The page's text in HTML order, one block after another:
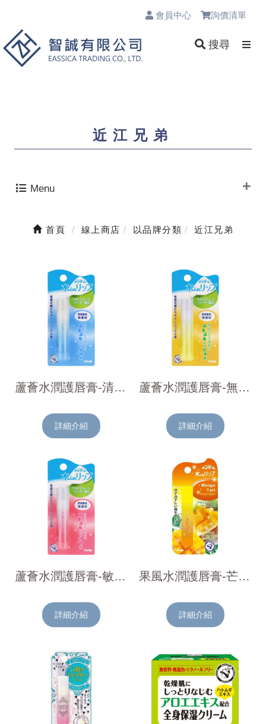
會員中心 詢價清單
搜尋
近江兄弟
Menu
首頁 線上商店 以品牌分類 近江兄弟
蘆薈水潤護唇膏-清爽4g
詳細介紹
蘆薈水潤護唇膏-無香4g
詳細介紹
蘆薈水潤護唇膏-敏感唇4g
詳細介紹
果風水潤護唇膏-芒果3.5g
詳細介紹